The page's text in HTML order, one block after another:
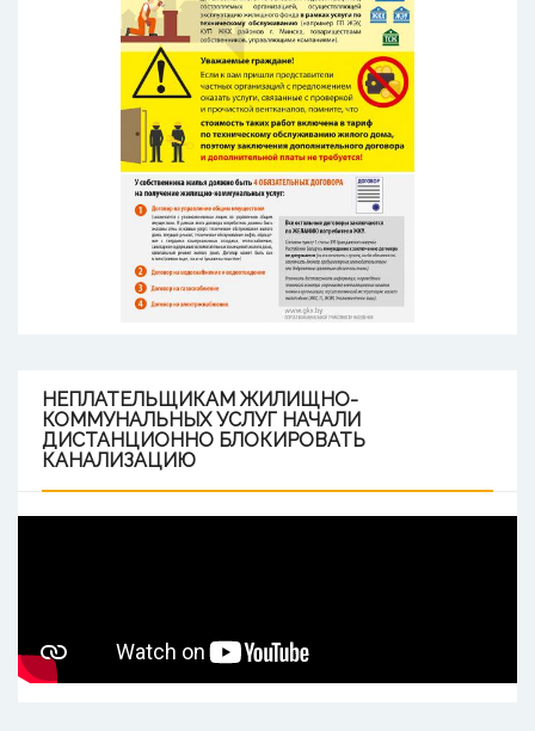
НЕПЛАТЕЛЬЩИКАМ ЖИЛИЩНО-
КОММУНАЛЬНЫХ УСЛУГ НАЧАЛИ
ДИСТАНЦИОННО БЛОКИРОВАТЬ
КАНАЛИЗАЦИЮ